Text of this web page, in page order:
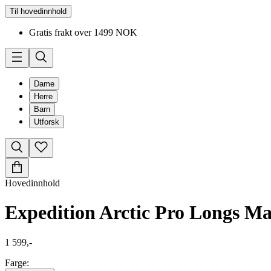
Til hovedinnhold
Gratis frakt over 1499 NOK
Dame
Herre
Barn
Utforsk
Hovedinnhold
Expedition Arctic Pro Longs
1 599,-
Farge: